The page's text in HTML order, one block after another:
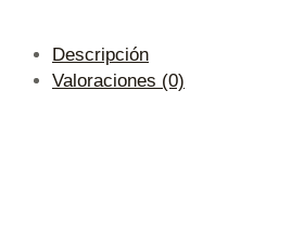
Descripción
Valoraciones (0)